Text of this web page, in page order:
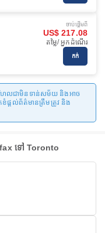
ចាប់ផ្ដើមពី
US$ 217.08
តម្លៃ/ អ្នកដំណើរ
កក់
ហែលជាមិនទាន់សម័យ និងអាច
ផ្តល់ព័ត៌មានត្រឹមត្រូវ និង
ទៅ Toronto